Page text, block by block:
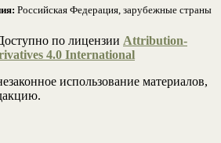
Российская Федерация, зарубежные страны
по лицензии Attribution-
4.0 International
использование материалов,